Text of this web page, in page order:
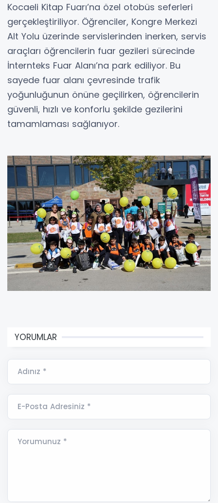
Kocaeli Kitap Fuarı’na özel otobüs seferleri
gerçekleştiriliyor. Öğrenciler, Kongre Merkezi
Alt Yolu üzerinde servislerinden inerken, servis
araçları öğrencilerin fuar gezileri sürecinde
İnternteks Fuar Alanı’na park ediliyor. Bu
sayede fuar alanı çevresinde trafik
yoğunluğunun önüne geçilirken, öğrencilerin
güvenli, hızlı ve konforlu şekilde gezilerini
tamamlaması sağlanıyor.
YORUMLAR
Adınız *
E-Posta Adresiniz *
Yorumunuz *